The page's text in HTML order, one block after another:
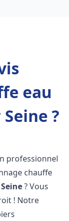
eau
?
professionnel
chauffe
? Vous
! Notre